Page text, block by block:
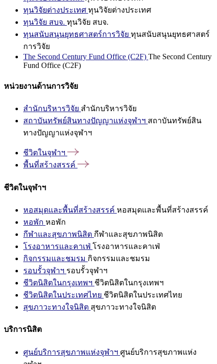
ทุนวิจัยต่างประเทศ ทุนวิจัยต่างประเทศ
ทุนวิจัย สบจ. ทุนวิจัย สบจ.
ทุนสนับสนุนยุทธศาสตร์การวิจัย ทุนสนับสนุนยุทธศาสตร์
การวิจัย
The Second Century Fund Office (C2F) The Second Century
Fund Office (C2F)
หน่วยงานด้านการวิจัย
สำนักบริหารวิจัย สำนักบริหารวิจัย
สถาบันทรัพย์สินทางปัญญาแห่งจุฬาฯ สถาบันทรัพย์สิน
ทางปัญญาแห่งจุฬาฯ
ชีวิตในจุฬาฯ
พื้นที่สร้างสรรค์
ชีวิตในจุฬาฯ
หอสมุดและพื้นที่สร้างสรรค์ หอสมุดและพื้นที่สร้างสรรค์
หอพัก หอพัก
กีฬาและสุขภาพนิสิต กีฬาและสุขภาพนิสิต
โรงอาหารและคาเฟ่ โรงอาหารและคาเฟ่
กิจกรรมและชมรม กิจกรรมและชมรม
รอบรั้วจุฬาฯ รอบรั้วจุฬาฯ
ชีวิตนิสิตในกรุงเทพฯ ชีวิตนิสิตในกรุงเทพฯ
ชีวิตนิสิตในประเทศไทย ชีวิตนิสิตในประเทศไทย
สุขภาวะทางใจนิสิต สุขภาวะทางใจนิสิต
บริการนิสิต
ศูนย์บริการสุขภาพแห่งจุฬาฯ ศูนย์บริการสุขภาพแห่ง